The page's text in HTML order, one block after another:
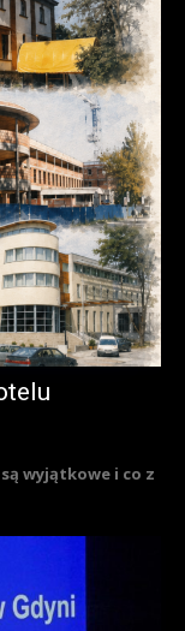
wyjątkowe i co z